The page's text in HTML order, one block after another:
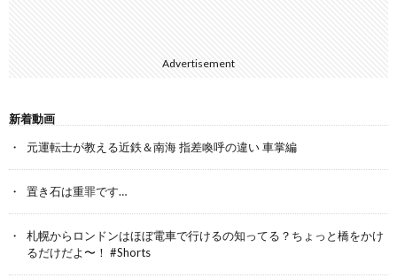
Advertisement
新着動画
元運転士が教える近鉄＆南海 指差喚呼の違い 車掌編
置き石は重罪です…
札幌からロンドンはほぼ電車で行けるの知ってる？ちょっと橋をかけ
るだけだよ〜！ #Shorts